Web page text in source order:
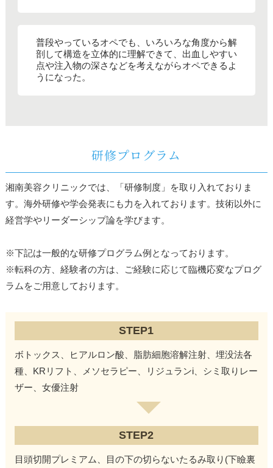
普段やっているオペでも、いろいろな角度から解
剖して構造を立体的に理解できて、出血しやすい
点や注入物の深さなどを考えながらオペできるよ
うになった。
研修プログラム
湘南美容クリニックでは、「研修制度」を取り入れておりま
す。海外研修や学会発表にも力を入れております。技術以外に
経営学やリーダーシップ論を学びます。
※下記は一般的な研修プログラム例となっております。
※転科の方、経験者の方は、ご経験に応じて臨機応変なプログ
ラムをご用意しております。
STEP1
ボトックス、ヒアルロン酸、脂肪細胞溶解注射、埋没法各
種、KRリフト、メソセラピー、リジュランi、シミ取りレー
ザー、女優注射
STEP2
目頭切開プレミアム、目の下の切らないたるみ取り(下瞼裏